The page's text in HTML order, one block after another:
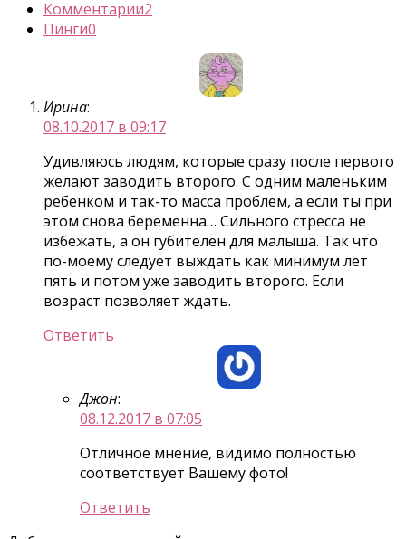
Комментарии2
Пинги0
Ирина:
08.10.2017 в 09:17
Удивляюсь людям, которые сразу после первого
желают заводить второго. С одним маленьким
ребенком и так-то масса проблем, а если ты при
этом снова беременна… Сильного стресса не
избежать, а он губителен для малыша. Так что
по-моему следует выждать как минимум лет
пять и потом уже заводить второго. Если
возраст позволяет ждать.
Ответить
Джон:
08.12.2017 в 07:05
Отличное мнение, видимо полностью
соответствует Вашему фото!
Ответить